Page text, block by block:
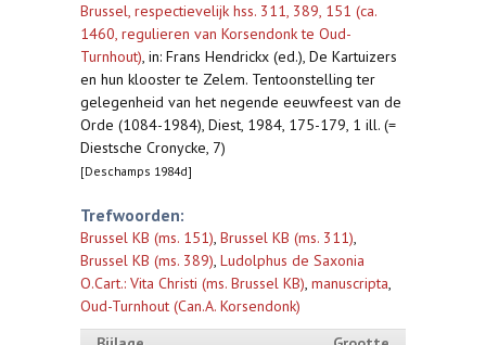
Brussel, respectievelijk hss. 311, 389, 151 (ca.
1460, regulieren van Korsendonk te Oud-
Turnhout), in: Frans Hendrickx (ed.), De Kartuizers
en hun klooster te Zelem. Tentoonstelling ter
gelegenheid van het negende eeuwfeest van de
Orde (1084-1984), Diest, 1984, 175-179, 1 ill. (=
Diestsche Cronycke, 7)
[Deschamps 1984d]
Trefwoorden:
Brussel KB (ms. 151), Brussel KB (ms. 311),
Brussel KB (ms. 389), Ludolphus de Saxonia
O.Cart.: Vita Christi (ms. Brussel KB), manuscripta,
Oud-Turnhout (Can.A. Korsendonk)